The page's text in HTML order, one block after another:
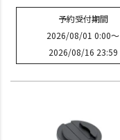
予約受付期間
2026/08/01 0:00〜
2026/08/16 23:59